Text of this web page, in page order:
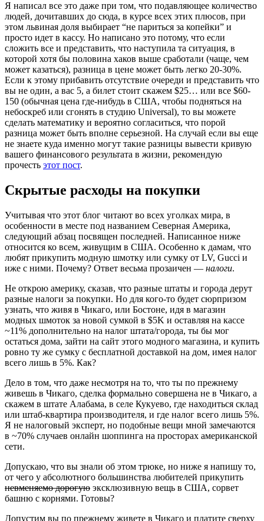
Я написал все это даже при том, что подавляющее количество
людей, дочитавших до сюда, в курсе всех этих плюсов, при
этом львиная доля выбирает “не париться за копейки” и
просто идет в кассу. Но написано это потому, что если
сложить все и представить, что наступила та ситуация, в
которой хотя бы половина хаков выше сработали (чаще, чем
может казаться), разница в цене может быть легко 20-30%.
Если к этому прибавить отсутствие очереди и представить что
вы не один, а вас 5, а билет стоит скажем $25… или все $60-
150 (обычная цена где-нибудь в США, чтобы подняться на
небоскреб или сгонять в студию Universal), то вы можете
сделать математику и вероятно согласиться, что порой
разница может быть вполне серьезной. На случай если вы еще
не знаете куда именно могут такие разницы вывести кривую
вашего финансового результата в жизни, рекомендую
прочесть этот пост.
Скрытые расходы на покупки
Учитывая что этот блог читают во всех уголках мира, в
особенности в месте под названием Северная Америка,
следующий абзац посвящен последней. Написанное ниже
относится ко всем, живущим в США. Особенно к дамам, что
любят прикупить модную шмотку или сумку от LV, Gucci и
иже с ними. Почему? Ответ весьма прозаичен — налоги.
Не открою америку, сказав, что разные штаты и города дерут
разные налоги за покупки. Но для кого-то будет сюрпризом
узнать, что живя в Чикаго, или Бостоне, идя в магазин
модных шмоток за новой сумкой в $5K и оставляя на кассе
~11% дополнительно на налог штата/города, ты бы мог
остаться дома, зайти на сайт этого модного магазина, и купить
ровно ту же сумку с бесплатной доставкой на дом, имея налог
всего лишь в 5%. Как?
Дело в том, что даже несмотря на то, что ты по прежнему
живешь в Чикаго, сделка формально совершена не в Чикаго, а
скажем в штате Алабама, в селе Кукуево, где находиться склад
или штаб-квартира производителя, и где налог всего лишь 5%.
Я не налоговый эксперт, но подобные вещи мной замечаются
в ~70% случаев онлайн шоппинга на просторах американской
сети.
Допускаю, что вы знали об этом трюке, но ниже я напишу то,
от чего у абсолютного большинства любителей прикупить
невменяемо дорогую эксклюзивную вещь в США, сорвет
башню с корнями. Готовы?
Допустим вы по прежнему живете в Чикаго и платите сверху